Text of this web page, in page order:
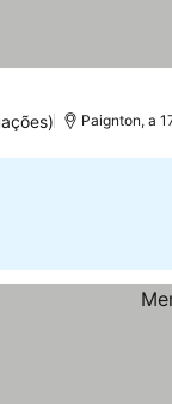
Paignton, a